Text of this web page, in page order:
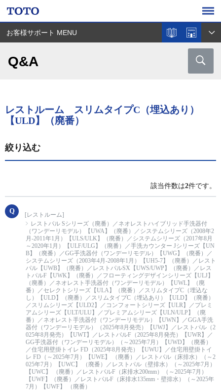
お客様サポート MENU
Q&A
レストルーム スリムタイプC（埋込あり）
【ULD】（廃番）
絞り込む
該当件数は2件です。
[レストルーム]
レストパル Sシリーズ（廃番）／ネオレストハイブリッド手洗器付
（ワンデーリモデル）【UWA】（廃番）／システムシリーズ（2008年2
月-2011年1月）【ULS/ULK】（廃番）／システムシリーズ（2017年8月
～2020年1月）【ULF/ULG】（廃番）／手洗カウンター Jシリーズ【UN
B】（廃番）／GG手洗器付（ワンデーリモデル）【UWG】（廃番）／
システムシリーズ（2003年4月-2008年1月）【UH5-7】（廃番）／レスト
パル【UWB】（廃番）／レストパルSX【UWS/UWP】（廃番）／レス
トパルF【UWK】（廃番）／フローティングデザインシリーズ【ULJ】
（廃番）／ネオレスト手洗器付（ワンデーリモデル）【UWL】（廃
番）／セレクトシリーズ【ULA】（廃番）／スリムタイプC（埋込な
し）【ULD】（廃番）／スリムタイプC（埋込あり）【ULD】（廃番）
／スリムシリーズ【ULD2】／コンフォートシリーズ【ULR】／プレミ
アムシリーズ【ULT/ULU】／プレミアムシリーズ【ULN/ULP】（廃
番）／ネオレスト手洗器付（ワンデーリモデル）【UWN】／GGA手洗
器付（ワンデーリモデル）（2025年8月発売）【UWJ】／レストパル（2
025年8月発売）【UWT】／レストパルF（2025年8月発売）【UWR】／
GG手洗器付（ワンデーリモデル）（～2025年7月）【UWD】（廃番）
／住宅用壁掛トイレ FD（2025年8月発売）【UWU】／住宅用壁掛トイ
レ FD（～2025年7月）【UWE】 （廃番）／レストパル（床排水）（～2
025年7月）【UWC】 （廃番）／レストパル（壁排水）（～2025年7月）
【UWC】 （廃番）／レストパルF（床排水200mm）（～2025年7月）
【UWF】（廃番）／レストパルF（床排水135mm・壁排水）（～2025年
7月）【UWF】 （廃番）